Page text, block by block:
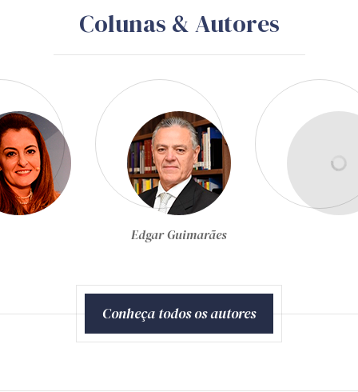
Colunas & Autores
Egon Bockmann Moreira
Conheça todos os autores